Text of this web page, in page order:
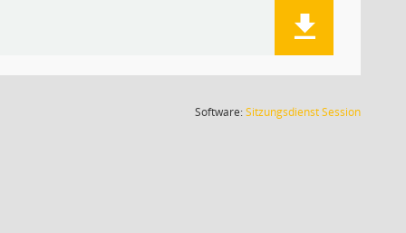
Software:SitzungsdienstSession(Wird in